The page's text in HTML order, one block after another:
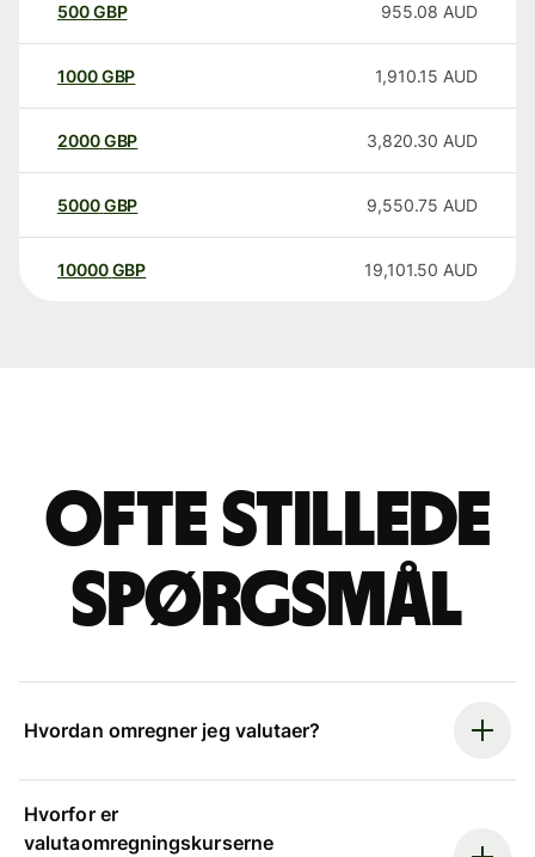
500GBP 955.08 AUD
1000GBP 1,910.15 AUD
2000GBP 3,820.30 AUD
5000GBP 9,550.75 AUD
10000 GBP 19,101.50 AUD
Ofte stillede
spørgsmål
Hvordan omregner jeg valutaer?
Hvorfor er
valutaomregningskurserne